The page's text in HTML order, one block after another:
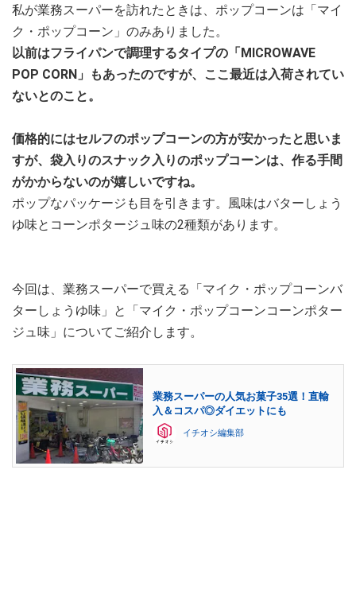
私が業務スーパーを訪れたときは、ポップコーンは「マイ
ク・ポップコーン」のみありました。
以前はフライパンで調理するタイプの「MICROWAVE
POP CORN」もあったのですが、ここ最近は入荷されてい
ないとのこと。
価格的にはセルフのポップコーンの方が安かったと思いま
すが、袋入りのスナック入りのポップコーンは、作る手間
がかからないのが嬉しいですね。
ポップなパッケージも目を引きます。風味はバターしょう
ゆ味とコーンポタージュ味の2種類があります。
今回は、業務スーパーで買える「マイク・ポップコーンバ
ターしょうゆ味」と「マイク・ポップコーンコーンポター
ジュ味」についてご紹介します。
業務スーパーの人気お菓子35選！直輸
入＆コスパ◎ダイエットにも
イチオシ編集部